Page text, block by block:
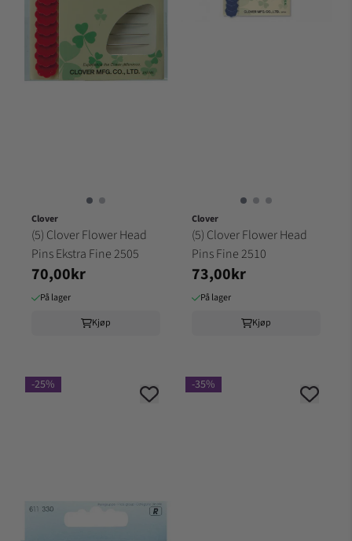
Clover
(5) Clover Flower Head
Pins Ekstra Fine 2505
70,00kr
På lager
Kjøp
Clover
(5) Clover Flower Head
Pins Fine 2510
73,00kr
På lager
Kjøp
-25% -35%